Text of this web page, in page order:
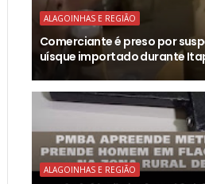
ALAGOINHAS E REGIÃO
Comerciante é preso por
uísque importado durante
ALAGOINHAS E REGIÃO